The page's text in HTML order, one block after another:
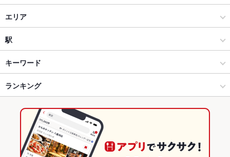
和食
寿司
旭川 × 和食
旭川 × 寿司
旭川駅 × 和食
旭川駅 × 寿司
エリア
旭川市中心部
旭川市中心部 × 和食
旭川市中心部 × 寿司
北海道
北海道 × 和食
北海道 × 寿司
駅
旭川駅
旭川四条駅
新旭川駅
キーワード
ウニ料理
ランキング
北海道のグルメランキング
北海道の和食ランキング
北海道の寿司ランキング